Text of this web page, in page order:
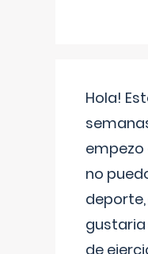
Hola!
no
deporte,
de